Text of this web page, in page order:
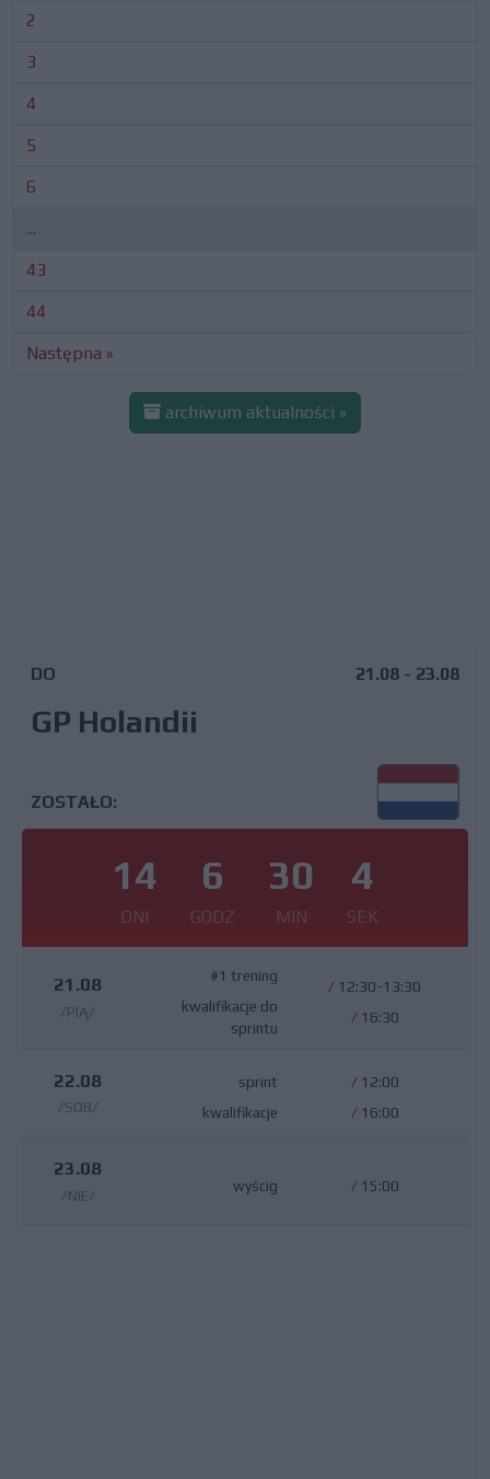
2
3
4
5
6
...
43
44
Następna »
archiwum aktualności »
DO
GP Holandii
21.08 - 23.08
ZOSTAŁO:
14
DNI
6
GODZ
30
MIN
3
SEK
21.08
/PIĄ/
#1 trening
kwalifikacje do
sprintu
/ 12:30-13:30
/ 16:30
22.08
/SOB/
sprint
kwalifikacje
/ 12:00
/ 16:00
23.08
/NIE/
wyścig / 15:00